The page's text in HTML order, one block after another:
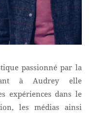
passionné par la
à Audrey elle
expériences dans le
les médias ainsi